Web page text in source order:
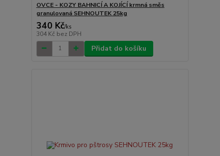
OVCE - KOZY BAHNICÍ A KOJÍCÍ krmná směs
granulovaná SEHNOUTEK 25kg
340 Kč/ks
304 Kč bez DPH
Přidat do košíku